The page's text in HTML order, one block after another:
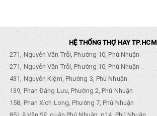
HỆ THỐNG THỢ HAY TP.HCM
271, Nguyễn Văn Trỗi, Phường 10, Phú Nhuận
271, Nguyễn Văn Trỗi, Phường 10, Phú Nhuận
431, Nguyễn Kiệm, Phường 3, Phú Nhuận
139, Phan Đăng Lưu, Phường 2, Phú Nhuận
158, Phan Xích Long, Phường 7, Phú Nhuận